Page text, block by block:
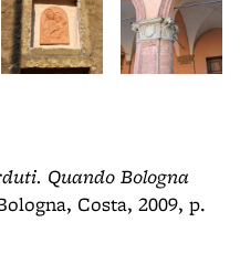
Quando Bologna
Costa, 2009, p.